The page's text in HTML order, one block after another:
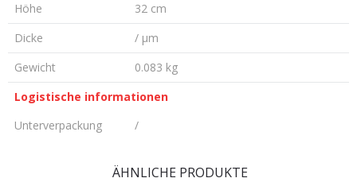
Höhe
32 cm
Dicke
/ µm
Gewicht
0.083 kg
Logistische informationen
Unterverpackung
/
ÄHNLICHE PRODUKTE